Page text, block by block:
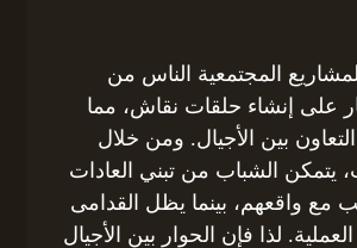
المجتمعية الناس من
على إنشاء حلقات نقاش، مما
بين الأجيال. ومن خلال
يتمكن الشباب من تبني العادات
مع واقعهم، بينما يظل القدامى
لذا فإن الحوار بين الأجيال